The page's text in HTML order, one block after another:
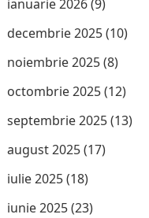
ianuarie 2026(9)
decembrie 2025(10)
noiembrie 2025(8)
octombrie 2025(12)
septembrie 2025(13)
august 2025(17)
iulie 2025(18)
iunie 2025(23)